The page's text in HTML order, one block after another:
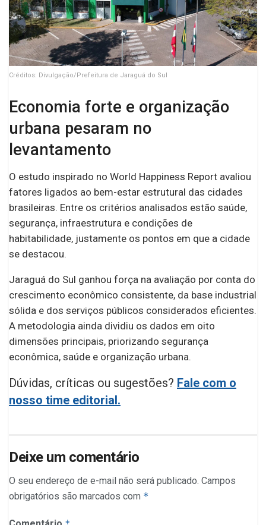
Créditos: Divulgação/Prefeitura de Jaraguá do Sul
Economia forte e organização
urbana pesaram no
levantamento
O estudo inspirado no World Happiness Report avaliou
fatores ligados ao bem-estar estrutural das cidades
brasileiras. Entre os critérios analisados estão saúde,
segurança, infraestrutura e condições de
habitabilidade, justamente os pontos em que a cidade
se destacou.
Jaraguá do Sul ganhou força na avaliação por conta do
crescimento econômico consistente, da base industrial
sólida e dos serviços públicos considerados eficientes.
A metodologia ainda dividiu os dados em oito
dimensões principais, priorizando segurança
econômica, saúde e organização urbana.
Dúvidas, críticas ou sugestões? Fale com o
nosso time editorial.
Deixe um comentário
O seu endereço de e-mail não será publicado. Campos
obrigatórios são marcados com *